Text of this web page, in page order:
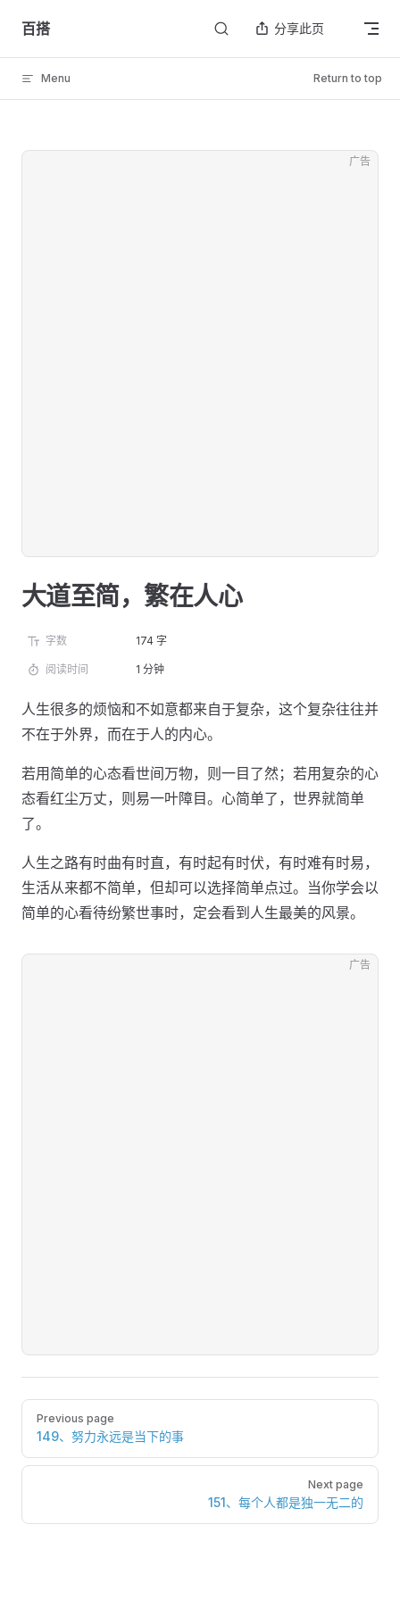
Skip to content
百搭 分享此页
Menu Return to top
广告
大道至简，繁在人心
字数 174 字
阅读时间 1 分钟
人生很多的烦恼和不如意都来自于复杂，这个复杂往往并
不在于外界，而在于人的内心。
若用简单的心态看世间万物，则一目了然；若用复杂的心
态看红尘万丈，则易一叶障目。心简单了，世界就简单
了。
人生之路有时曲有时直，有时起有时伏，有时难有时易，
生活从来都不简单，但却可以选择简单点过。当你学会以
简单的心看待纷繁世事时，定会看到人生最美的风景。
广告
Pager
Previous page
149、努力永远是当下的事
Next page
151、每个人都是独一无二的